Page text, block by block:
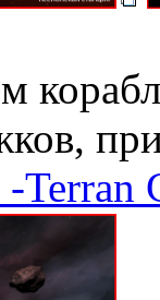
-Terran